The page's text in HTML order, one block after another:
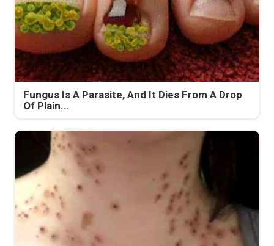
Fungus Is A Parasite, And It Dies From A Drop
Of Plain...